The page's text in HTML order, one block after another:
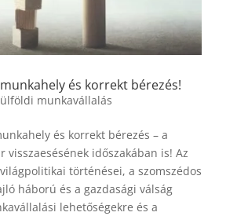
és korrekt bérezés!
munkavállalás
és korrekt bérezés – a
visszaesésének időszakában is! Az
történései, a szomszédos
háború és a gazdasági válság
lehetőségekre és a